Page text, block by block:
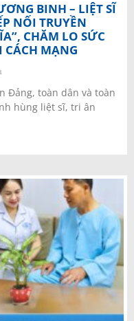
BINH – LIỆT SĨ
NỐI TRUYỀN
CHĂM LO SỨC
CÁCH MẠNG
Đảng, toàn dân và toàn
hùng liệt sĩ, tri ân